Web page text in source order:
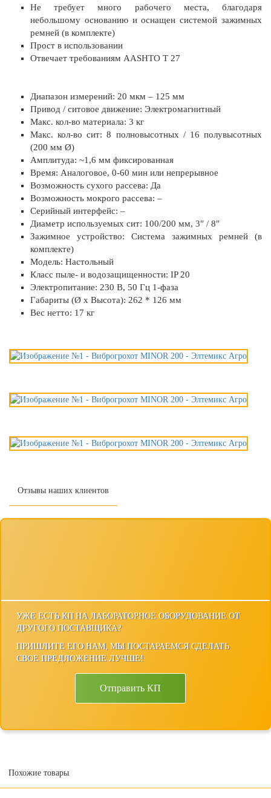
УЖЕ ЕСТЬ КП НА ЛАБОРАТОРНОЕ ОБОРУДОВАНИЕ ОТ
ДРУГОГО ПОСТАВЩИКА?
ПРИШЛИТЕ ЕГО НАМ, МЫ ПОСТАРАЕМСЯ СДЕЛАТЬ
СВОЕ ПРЕДЛОЖЕНИЕ ЛУЧШЕ!
Отправить КП
Не требует много рабочего места, благодаря
небольшому основанию и оснащен системой зажимных
ремней (в комплекте)
Прост в использовании
Отвечает требованиям AASHTO T 27
Диапазон измерений: 20 мкм – 125 мм
Привод / ситовое движение: Электромагнитный
Макс. кол-во материала: 3 кг
Макс. кол-во сит: 8 полновысотных / 16 полувысотных
(200 мм Ø)
Амплитуда: ~1,6 мм фиксированная
Время: Аналоговое, 0-60 мин или непрерывное
Возможность сухого рассева: Да
Возможность мокрого рассева: –
Серийный интерфейс: –
Диаметр используемых сит: 100/200 мм, 3″ / 8″
Зажимное устройство: Система зажимных ремней (в
комплекте)
Модель: Настольный
Класс пыле- и водозащищенности: IP 20
Электропитание: 230 В, 50 Гц 1-фаза
Габариты (Ø х Высота): 262 * 126 мм
Вес нетто: 17 кг
Похожие товары
Отзывы наших клиентов